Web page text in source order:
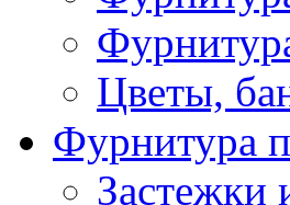
Цветы,
Фурнитура
Застежки